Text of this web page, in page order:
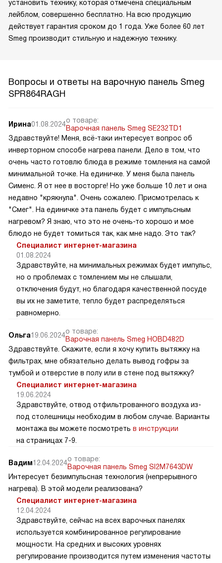
установить технику, которая отмечена специальным
лейблом, совершенно бесплатно. На всю продукцию
действует гарантия сроком до 1 года. Уже более 60 лет
Smeg производит стильную и надежную технику.
Вопросы и ответы на варочную панель Smeg
SPR864RAGH
Ирина01.08.2024о товаре:
Варочная панель Smeg SE232TD1
Здравствуйте! Меня, всё-таки интересует вопрос об
инверторном способе нагрева панели. Дело в том, что
очень часто готовлю блюда в режиме томления на самой
минимальной точке. На единичке. У меня была панель
Сименс. Я от нее в восторге! Но уже больше 10 лет и она
недавно "крякнула". Очень сожалею. Присмотрелась к
"Смег". На единичке эта панель будет с импульсным
нагревом? Я знаю, что это не очень-то хорошо и мое
блюдо не будет томиться так, как мне надо. Это так?
Специалист интернет-магазина
01.08.2024
Здравствуйте, на минимальных режимах будет импульс,
но о проблемах с томлением мы не слышали,
отключения будут, но благодаря качественной посуде
вы их не заметите, тепло будет распределяться
равномерно.
Ольга19.06.2024о товаре:
Варочная панель Smeg HOBD482D
Здравствуйте. Скажите, если я хочу купить вытяжку на
фильтрах, мне обязательно делать вывод гофры за
тумбой и отверстие в полу или в стене под вытяжку?
Специалист интернет-магазина
19.06.2024
Здравствуйте, отвод отфильтрованного воздуха из-
под столешницы необходим в любом случае. Варианты
монтажа вы можете посмотреть в инструкции
на страницах 7-9.
Вадим12.04.2024о товаре:
Варочная панель Smeg SI2M7643DW
Интересует безимпульсная технология (непрерывного
нагрева). В этой модели реализована?
Специалист интернет-магазина
12.04.2024
Здравствуйте, сейчас на всех варочных панелях
используется комбинированное регулирование
мощности. На средних и высоких уровнях
регулирование производится путем изменения частоты